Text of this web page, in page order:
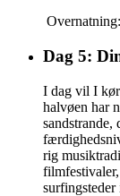
Dag 5:
I dag vil I
halvøen har
sandstrande,
rig
surfingsteder